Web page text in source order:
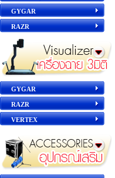
GYGAR
RAZR
GYGAR
RAZR
VERTEX